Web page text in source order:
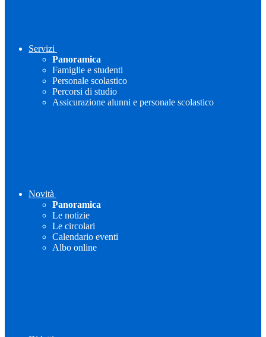
Servizi
Panoramica
Famiglie e studenti
Personale scolastico
Percorsi di studio
Assicurazione alunni e personale scolastico
Novità
Panoramica
Le notizie
Le circolari
Calendario eventi
Albo online